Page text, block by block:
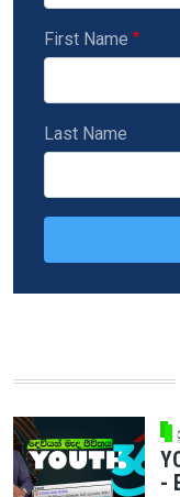
First Name
Last Name
-